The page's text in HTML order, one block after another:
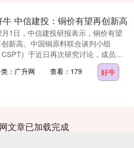
牛 中信建投：铜价有望再创新高
月1日，中信建投研报表示，铜价有望
新高。中国铜原料联合谈判小组
CSPT）于近日再次研究讨论，成员企
达成以下共识并严格遵守：2026年度降
铜产能负....
：广升网 查看：179 好牛
文章已加载完成